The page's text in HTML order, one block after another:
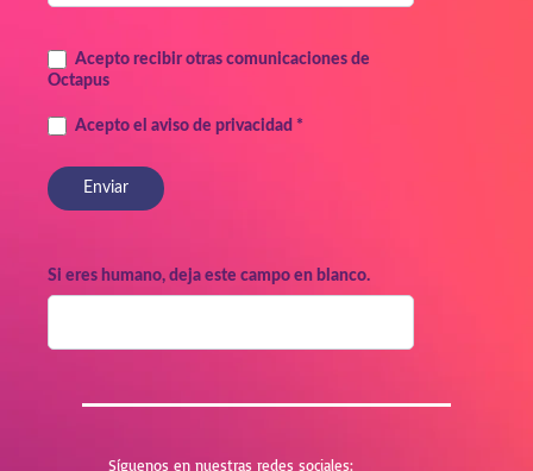
Acepto recibir otras comunicaciones de
Octapus
Acepto el aviso de privacidad *
Si eres humano, deja este campo en blanco.
Síguenos en nuestras redes sociales: